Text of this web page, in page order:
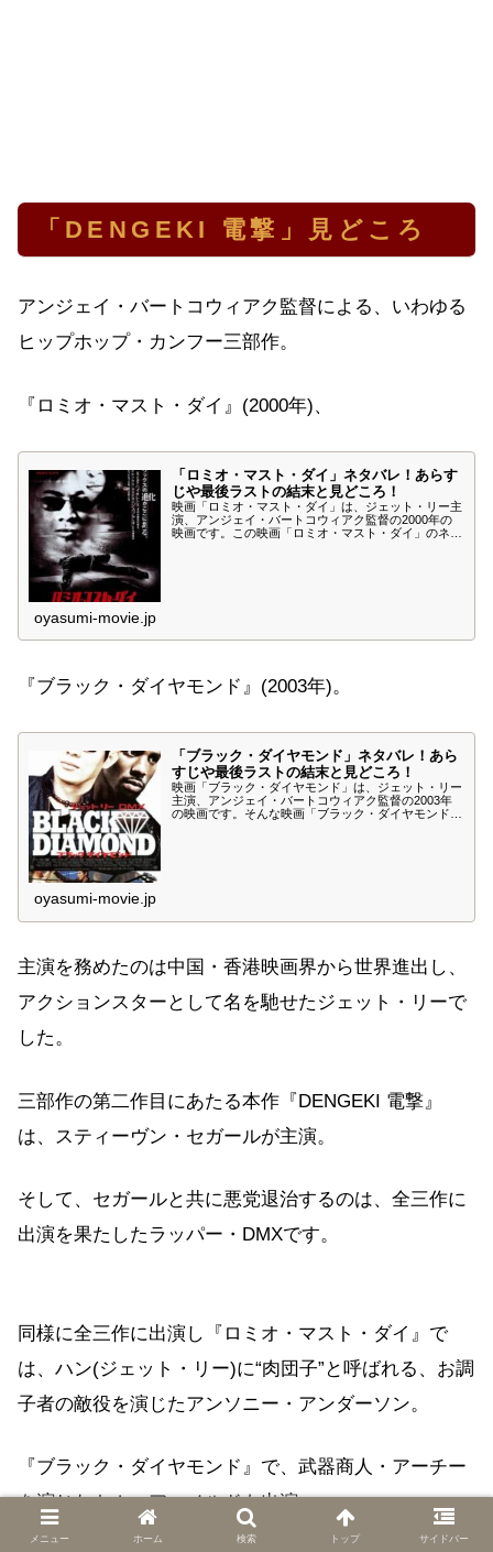
「DENGEKI 電撃」見どころ
アンジェイ・バートコウィアク監督による、いわゆる
ヒップホップ・カンフー三部作。
『ロミオ・マスト・ダイ』(2000年)、
「ロミオ・マスト・ダイ」ネタバレ！あらす
じや最後ラストの結末と見どころ！
映画「ロミオ・マスト・ダイ」は、ジェット・リー主
演、アンジェイ・バートコウィアク監督の2000年の
映画です。この映画「ロミオ・マスト・ダイ」のネタ
oyasumi-movie.jp
『ブラック・ダイヤモンド』(2003年)。
「ブラック・ダイヤモンド」ネタバレ！あら
すじや最後ラストの結末と見どころ！
映画「ブラック・ダイヤモンド」は、ジェット・リー
主演、アンジェイ・バートコウィアク監督の2003年
の映画です。そんな映画「ブラック・ダイヤモンド」
oyasumi-movie.jp
主演を務めたのは中国・香港映画界から世界進出し、
アクションスターとして名を馳せたジェット・リーで
した。
三部作の第二作目にあたる本作『DENGEKI 電撃』
は、スティーヴン・セガールが主演。
そして、セガールと共に悪党退治するのは、全三作に
出演を果たしたラッパー・DMXです。
同様に全三作に出演し『ロミオ・マスト・ダイ』で
は、ハン(ジェット・リー)に“肉団子”と呼ばれる、お調
子者の敵役を演じたアンソニー・アンダーソン。
『ブラック・ダイヤモンド』で、武器商人・アーチー
を演じたトム・アーノルドも出演。
メニュー ホーム 検索 トップ サイドバー